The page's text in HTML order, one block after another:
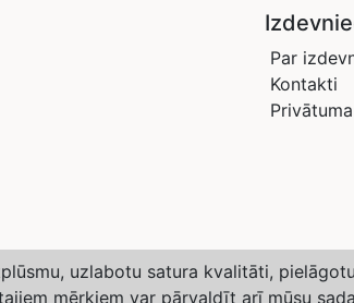
Par
Kontakti
uzlabotu satura kvalitāti,
mērķiem var pārvaldīt arī mūsu